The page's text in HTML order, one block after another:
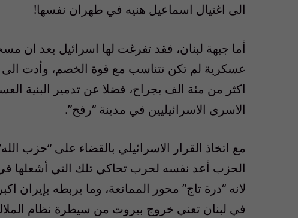
الى اغتيال اسماعيل هنيه في طهران نفسها!
أما جبهة لبنان، فقد تفرغت لها اسرائيل بعد
عسكرية لم تكن تتناسب مع قوة الخصم، وأدت الى
اكثر من مئة الف بجراح، فضلا عن تدمير البنية
الاسرى الاسرائيليين في مدينة “رفح”.
مع اتخاذ القرار الاسرائيلي بالقضاء على “حزب الله
الحزب أعد نفسه لحرب تحاكي تلك التي أشعلها
لانه “درة تاج” محور الممانعة، وما يربطه بإيران
في لبنان تعني خروج بيروت من سيطرة نظام